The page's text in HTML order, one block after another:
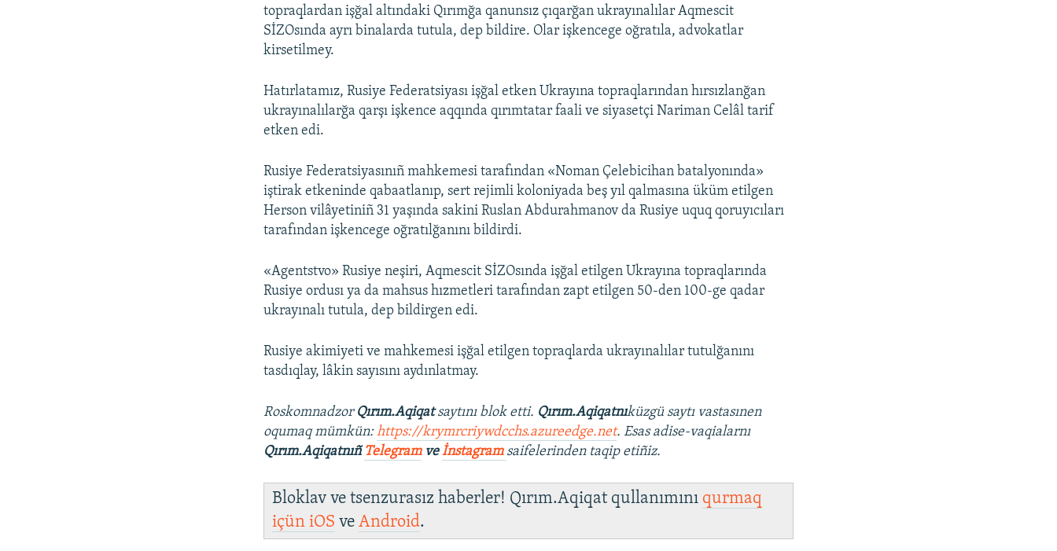
topraqlardan işğal altındaki Qırımğa qanunsız çıqarğan ukrayınalılar Aqmescit
SİZOsında ayrı binalarda tutula, dep bildire. Olar işkencege oğratıla, advokatlar
kirsetilmey.
Hatırlatamız, Rusiye Federatsiyası işğal etken Ukrayına topraqlarından hırsızlanğan
ukrayınalılarğa qarşı işkence aqqında qırımtatar faali ve siyasetçi Nariman Celâl tarif
etken edi.
Rusiye Federatsiyasınıñ mahkemesi tarafından «Noman Çelebicihan batalyonında»
iştirak etkeninde qabaatlanıp, sert rejimli koloniyada beş yıl qalmasına üküm etilgen
Herson vilâyetiniñ 31 yaşında sakini Ruslan Abdurahmanov da Rusiye uquq qoruyıcıları
tarafından işkencege oğratılğanını bildirdi.
«Agentstvo» Rusiye neşiri, Aqmescit SİZOsında işğal etilgen Ukrayına topraqlarında
Rusiye ordusı ya da mahsus hızmetleri tarafından zapt etilgen 50-den 100-ge qadar
ukrayınalı tutula, dep bildirgen edi.
Rusiye akimiyeti ve mahkemesi işğal etilgen topraqlarda ukrayınalılar tutulğanını
tasdıqlay, lâkin sayısını aydınlatmay.
Roskomnadzor Qırım.Aqiqatsaytını blok etti. Qırım.Aqiqatnıküzgü saytı vastasınen
oqumaq mümkün:https://krymrcriywdcchs.azureedge.net. Esas adise-vaqialarnı
Qırım.AqiqatnıñTelegramveİnstagram saifelerinden taqip etiñiz.
Bloklav ve tsenzurasız haberler! Qırım.Aqiqat qullanımını qurmaq
içüniOS veAndroid.